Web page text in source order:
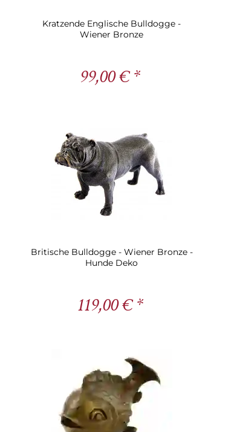
Kratzende Englische Bulldogge -
Wiener Bronze
99,00 € *
Britische Bulldogge - Wiener Bronze -
Hunde Deko
119,00 € *